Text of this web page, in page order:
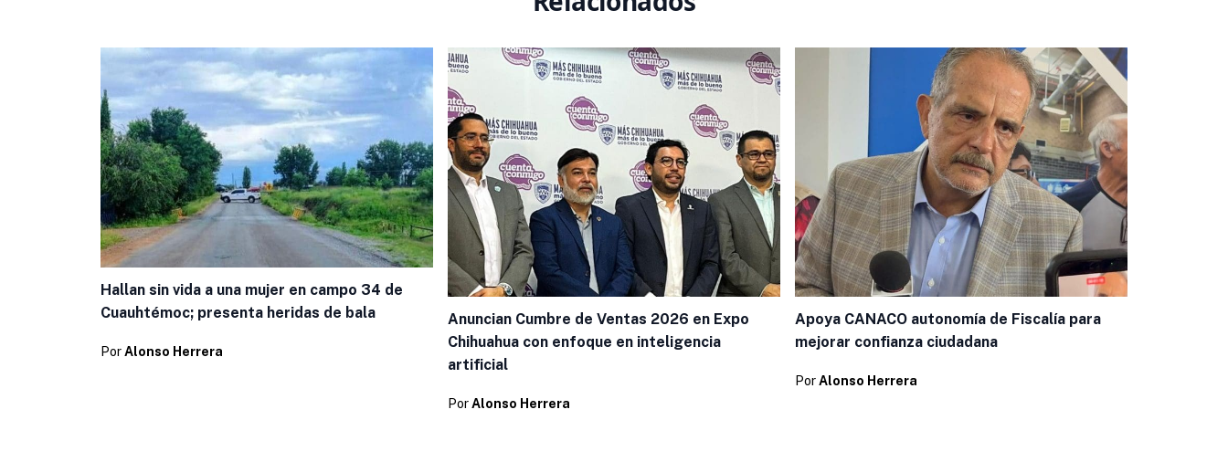
Hallan sin vida a una mujer en campo 34 de
Cuauhtémoc; presenta heridas de bala
PorAlonso Herrera
Anuncian Cumbre de Ventas 2026 en Expo
Chihuahua con enfoque en inteligencia
artificial
PorAlonso Herrera
Apoya CANACO autonomía de Fiscalía para
mejorar confianza ciudadana
PorAlonso Herrera